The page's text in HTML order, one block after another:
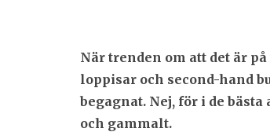
När trenden om att det är
loppisar och second-hand
begagnat. Nej, för i de
och gammalt.